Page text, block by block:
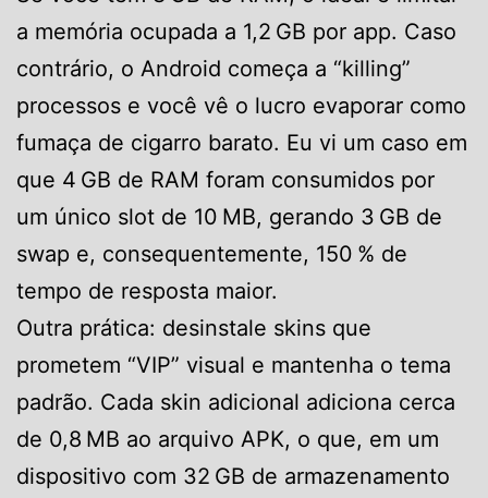
a memória ocupada a 1,2 GB por app. Caso
contrário, o Android começa a “killing”
processos e você vê o lucro evaporar como
fumaça de cigarro barato. Eu vi um caso em
que 4 GB de RAM foram consumidos por
um único slot de 10 MB, gerando 3 GB de
swap e, consequentemente, 150 % de
tempo de resposta maior.
Outra prática: desinstale skins que
prometem “VIP” visual e mantenha o tema
padrão. Cada skin adicional adiciona cerca
de 0,8 MB ao arquivo APK, o que, em um
dispositivo com 32 GB de armazenamento